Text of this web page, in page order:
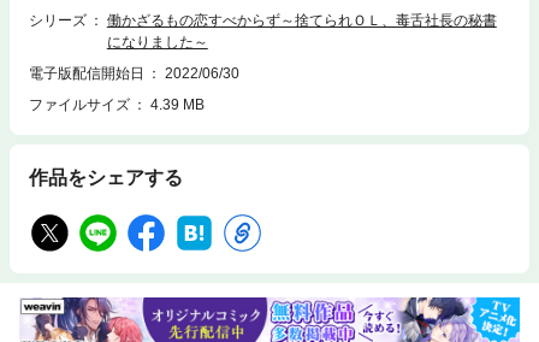
シリーズ
働かざるもの恋すべからず～捨てられＯＬ、毒舌社長の秘書
になりました～
電子版配信開始日
2022/06/30
ファイルサイズ
4.39 MB
作品をシェアする